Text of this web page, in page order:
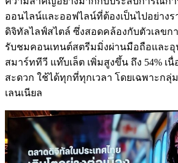
ออนไลน์และออฟไลน์ที่ต้องเป็นไปอย่าง
ดิจิทัลไลฟ์สไตล์ ซึ่งสอดคล้องกับตัวเลขก
รับชมคอนเทนต์สตรีมมิ่งผ่านมือถือและ
สมาร์ททีวี แท๊บเล็ต เพิ่มสูงขึ้น ถึง 54% เนื่
สะดวก ใช้ได้ทุกที่ทุกเวลา โดยเฉพาะกลุ่
เลนเนียล